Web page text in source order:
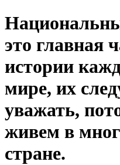
это главная
истории
мире, их
уважать,
живем в
стране.